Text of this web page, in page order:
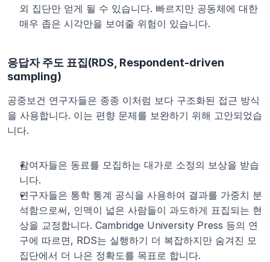
외 집단만 얻게 될 수 있습니다. 빠르지만 공동체에 대한
매우 좁은 시각만을 보여줄 위험이 있습니다.
응답자 주도 표집(RDS, Respondent-driven
sampling)
공중보건 연구자들은 종종 이처럼 보다 구조화된 접근 방식
을 사용합니다. 이는 편향 문제를 보완하기 위해 고안되었습
니다.
참여자들은 동료를 모집하는 대가로 소정의 보상을 받습
니다.
연구자들은 통학 통계 공식을 사용하여 결과를 가중치 분
석함으로써, 인맥이 넓은 사람들이 과도하게 표집되는 현
상을 교정합니다. Cambridge University Press 등의 연
구에 따르면, RDS는 실행하기 더 복잡하지만 숨겨진 모
집단에서 더 나은 정확도를 목표로 합니다.